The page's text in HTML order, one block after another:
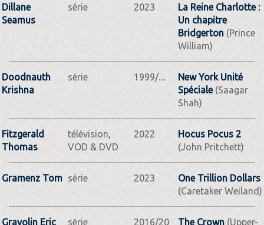
Dillane
Seamus
série 2023
La Reine Charlotte :
Un chapitre
Bridgerton(Prince
William)
Doodnauth
Krishna
série 1999/....
New York Unité
Spéciale(Saagar
Shah)
Fitzgerald
Thomas
télévision,
VOD & DVD
2022
Hocus Pocus 2
(John Pritchett)
Gramenz Tom série 2023
One Trillion Dollars
(Caretaker Weiland)
Gravolin Eric série 2016/20 The Crown(Upper-